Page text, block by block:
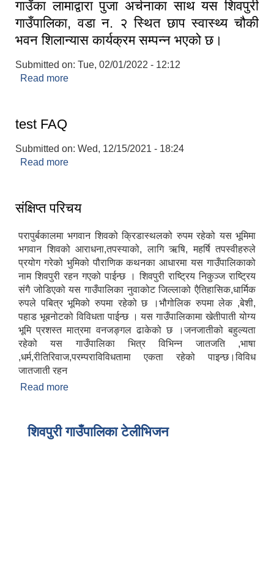
गाउँका लामाद्वारा पुजा अर्चनाका साथ यस शिवपुरी
गाउँपालिका, वडा न. २ स्थित छाप स्वास्थ्य चौकी
भवन शिलान्यास कार्यक्रम सम्पन्न भएको छ।
Submitted on: Tue, 02/01/2022 - 12:12
Read more
test FAQ
Submitted on: Wed, 12/15/2021 - 18:24
Read more
संक्षिप्त परिचय
परापुर्बकालमा भगवान शिवको क्रिडास्थलको रुपम रहेको यस भूमिमा
भगवान शिवको आराधना,तपस्याको, लागि ऋषि, महर्षि तपस्वीहरुले
प्रयोग गरेको भुमिको पौराणिक कथनका आधारमा यस गाउँपालिकाको
नाम शिवपुरी रहन गएको पाईन्छ । शिवपुरी राष्ट्रिय निकुञ्ज राष्ट्रिय
संगै जोडिएको यस गाउँपालिका नुवाकोट जिल्लाको एैतिहासिक,धार्मिक
रुपले पबित्र भूमिको रुपमा रहेको छ ।भौगोलिक रुपमा लेक ,बेशी,
पहाड भूबनोटको विविधता पाईन्छ । यस गाउँपालिकामा खेतीपाती योग्य
भूमि प्रशस्त मात्रमा वनजङ्गल ढाकेको छ ।जनजातीको बहुल्यता
रहेको यस गाउँपालिका भित्र विभिन्न जातजति ,भाषा
,धर्म,रीतिरिवाज,परम्पराविविधतामा एकता रहेको पाइन्छ।विविध
जातजाती रहन
Read more
शिवपुरी गाउँपालिका टेलीभिजन